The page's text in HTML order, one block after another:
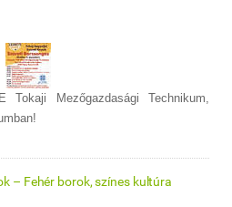
Tokaji Mezőgazdasági Technikum,
– Fehér borok, színes kultúra